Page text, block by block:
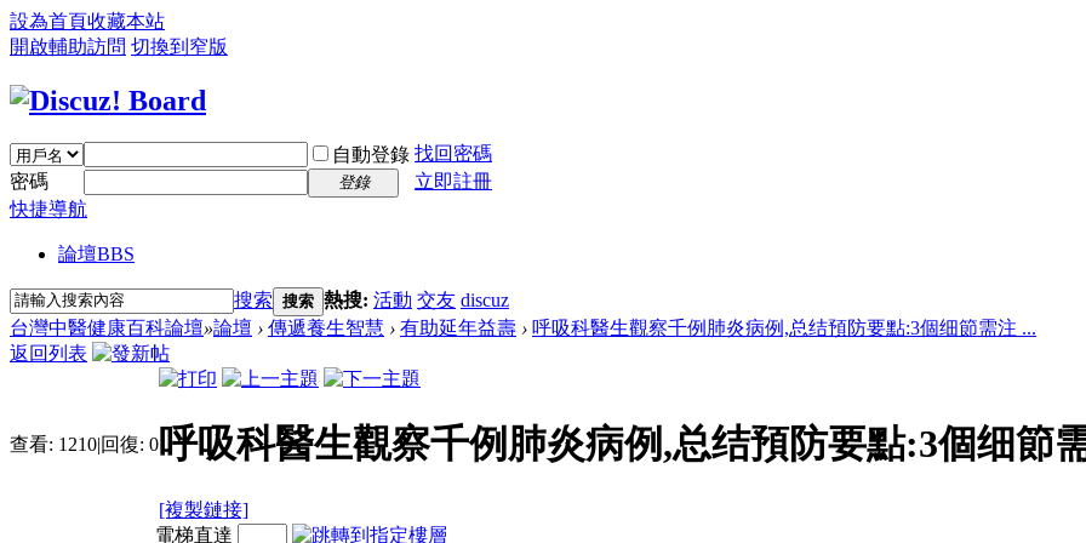
設為首頁收藏本站
開啟輔助訪問 切換到窄版
自動登錄 找回密碼
密碼
登錄
立即註冊
快捷導航
論壇BBS
搜索 搜索 熱搜: 活動 交友 discuz
台灣中醫健康百科論壇»論壇 › 傳遞養生智慧 › 有助延年益壽 › 呼吸科醫生觀察千例肺炎病例,总结預防要點:3個细節需注 ...
返回列表
查看: 1210|回復: 0呼吸科醫生觀察千例肺炎病例,总结預防要點:3個细節
[複製鏈接]
電梯直達